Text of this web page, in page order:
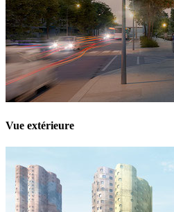
Vue extérieure